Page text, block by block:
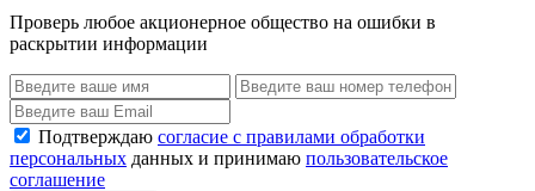
Проверь любое акционерное общество на ошибки в
раскрытии информации
Подтверждаю согласие с правилами обработки
персональных данных и принимаю пользовательское
соглашение